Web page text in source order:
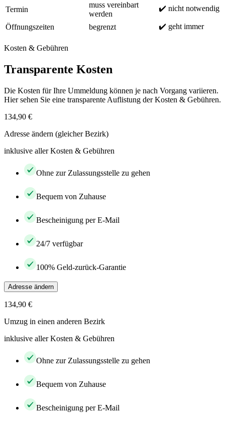
Termin
muss vereinbart
werden
✔️ nicht notwendig
Öffnungszeiten begrenzt ✔️ geht immer
Kosten & Gebühren
Transparente Kosten
Die Kosten für Ihre Ummeldung können je nach Vorgang variieren.
Hier sehen Sie eine transparente Auflistung der Kosten & Gebühren.
134,90 €
Adresse ändern (gleicher Bezirk)
inklusive aller Kosten & Gebühren
Ohne zur Zulassungsstelle zu gehen
Bequem von Zuhause
Bescheinigung per E-Mail
24/7 verfügbar
100% Geld-zurück-Garantie
Adresse ändern
134,90 €
Umzug in einen anderen Bezirk
inklusive aller Kosten & Gebühren
Ohne zur Zulassungsstelle zu gehen
Bequem von Zuhause
Bescheinigung per E-Mail